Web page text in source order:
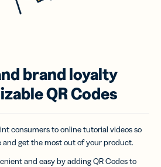
brand loyalty
QR Codes
consumers to online tutorial videos so
and get the most out of your product.
and easy by adding QR Codes to